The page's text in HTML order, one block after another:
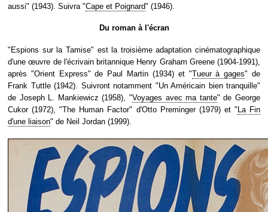
aussi" (1943). Suivra "Cape et Poignard" (1946).
Du roman à l'écran
"Espions sur la Tamise" est la troisième adaptation cinématographique
d'une œuvre de l'écrivain britannique Henry Graham Greene (1904-1991),
après "Orient Express" de Paul Martin (1934) et "Tueur à gages" de
Frank Tuttle (1942). Suivront notamment "Un Américain bien tranquille"
de Joseph L. Mankiewicz (1958), "Voyages avec ma tante" de George
Cukor (1972), "The Human Factor" d'Otto Preminger (1979) et " La Fin
d'une liaison" de Neil Jordan (1999).